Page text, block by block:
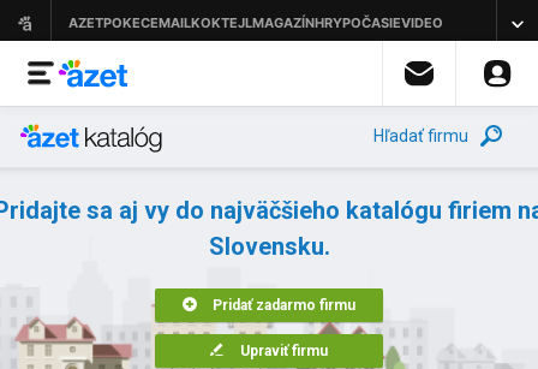
Hľadať firmu
sa aj vy do najväčšieho katalógu firiem
Slovensku.
Pridať zadarmo firmu
Upraviť firmu